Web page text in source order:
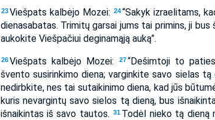
23 Viešpats kalbėjo Mozei: 24“Sakyk izraelitams,
diena­sabatas. Trimitų garsai jums tai primins, ji bus
aukokite Viešpačiui deginamąją auką”.
26 Viešpats kalbėjo Mozei: 27 “Dešimtoji to
švento susirinkimo diena; varginkite savo sielas
nedirbkite, nes tai sutaikinimo diena, kad jūs
kuris nevargintų savo sielos tą dieną, bus
išnaikintas iš savo tautos.
31 Todėl nieko tą dieną